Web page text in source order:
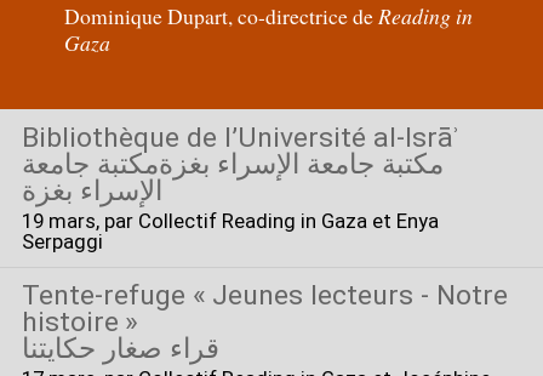
Dominique Dupart, co-directrice deReading in
Gaza
Bibliothèque de l’Université al-Isrāʾ
مكتبة جامعة الإسراء بغزةمكتبة جامعة
الإسراء بغزة
19 mars, par Collectif Reading in Gaza et Enya
Serpaggi
Tente-refuge « Jeunes lecteurs - Notre
histoire »
قراء صغار حكايتنا